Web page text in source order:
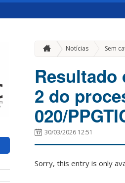
Notícias Sem
Resultado
2 do
020/
30/03/2026 12:51
Sorry, this entry is only